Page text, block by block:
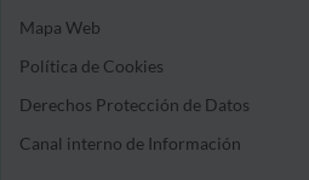
Mapa Web
Política de Cookies
Derechos Protección de Datos
Canal interno de Información